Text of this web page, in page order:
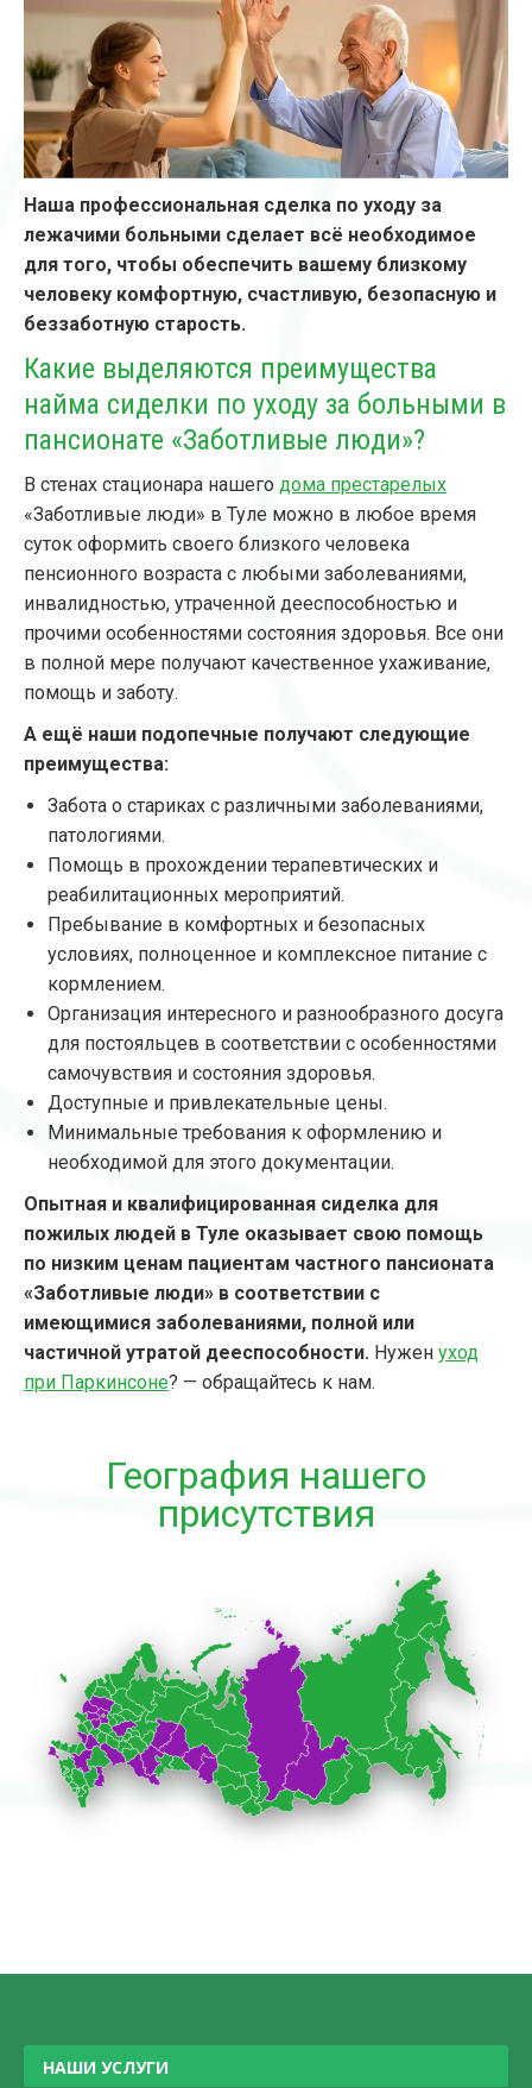
Наша профессиональная сделка по уходу за
лежачими больными сделает всё необходимое
для того, чтобы обеспечить вашему близкому
человеку комфортную, счастливую, безопасную и
беззаботную старость.
Какие выделяются преимущества
найма сиделки по уходу за больными в
пансионате «Заботливые люди»?
В стенах стационара нашего дома престарелых
«Заботливые люди» в Туле можно в любое время
суток оформить своего близкого человека
пенсионного возраста с любыми заболеваниями,
инвалидностью, утраченной дееспособностью и
прочими особенностями состояния здоровья. Все они
в полной мере получают качественное ухаживание,
помощь и заботу.
А ещё наши подопечные получают следующие
преимущества:
Забота о стариках с различными заболеваниями,
патологиями.
Помощь в прохождении терапевтических и
реабилитационных мероприятий.
Пребывание в комфортных и безопасных
условиях, полноценное и комплексное питание с
кормлением.
Организация интересного и разнообразного досуга
для постояльцев в соответствии с особенностями
самочувствия и состояния здоровья.
Доступные и привлекательные цены.
Минимальные требования к оформлению и
необходимой для этого документации.
Опытная и квалифицированная сиделка для
пожилых людей в Туле оказывает свою помощь
по низким ценам пациентам частного пансионата
«Заботливые люди» в соответствии с
имеющимися заболеваниями, полной или
частичной утратой дееспособности. Нужен уход
при Паркинсоне? — обращайтесь к нам.
География нашего
присутствия
НАШИ УСЛУГИ